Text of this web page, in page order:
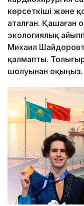
көрсеткіші және
аталған. Қашаған
экологиялық
Михаил
қалмапты.
шолуынан оқыңыз.